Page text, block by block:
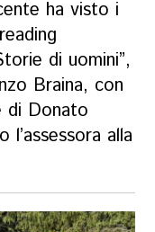
ha visto i
di uomini”,
Braina, con
di Donato
alla